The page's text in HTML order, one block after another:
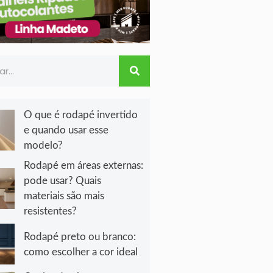
O que é rodapé invertido
e quando usar esse
modelo?
Rodapé em áreas externas:
pode usar? Quais
materiais são mais
resistentes?
Rodapé preto ou branco:
como escolher a cor ideal